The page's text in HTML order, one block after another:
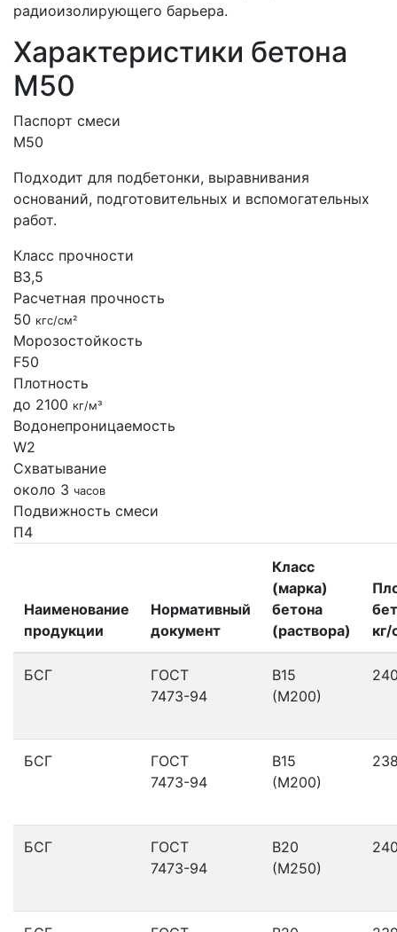
радиоизолирующего барьера.
Характеристики бетона
М50
Паспорт смеси
М50
Подходит для подбетонки, выравнивания
оснований, подготовительных и вспомогательных
работ.
Класс прочности
B3,5
Расчетная прочность
50 кгс/см²
Морозостойкость
F50
Плотность
до 2100 кг/м³
Водонепроницаемость
W2
Схватывание
около 3 часов
Подвижность смеси
П4
Наименование
продукции
Нормативный
документ
Класс
(марка)
бетона
(раствора)
кг/
БСГ
ГОСТ
7473-94
В15
(М200)
БСГ
ГОСТ
7473-94
В15
(М200)
БСГ
ГОСТ
7473-94
В20
(М250)